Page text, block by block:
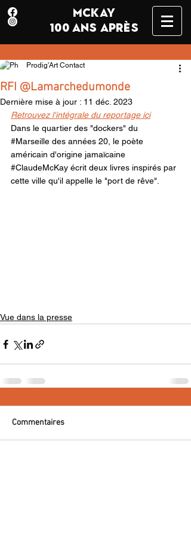
MCKAY
100 ANS APRÈS
RFI @Lamarchedumonde
Prodig'Art Contact
Dernière mise à jour : 11 déc. 2023
Retrouvez l'intégrale du reportage ici
Dans le quartier des "dockers" du
#Marseille des années 20, le poète
américain d'origine jamaïcaine
#ClaudeMcKay écrit deux livres inspirés par
cette ville qu'il appelle le "port de rêve".
Vue dans la presse
Commentaires